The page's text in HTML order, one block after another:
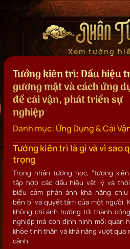
Nhân
Xem tướng
Tướng kiên trì: Dấu hiệu
gương mặt và cách ứng
để cải vận, phát triển sự
nghiệp
Danh mục: Ứng Dụng & Cải
Tướng kiên trì là gì và vì sao
trọng
Trong nhân tướng học, "tướng
tập hợp các dấu hiệu vật lý và
biểu cảm phản ánh khả năng chịu
bền bỉ và quyết tâm của một người.
không chỉ ảnh hưởng tới thành
nghiệp mà còn định hình mối quan
khỏe tinh thần và khả năng vượt qua
cảnh.